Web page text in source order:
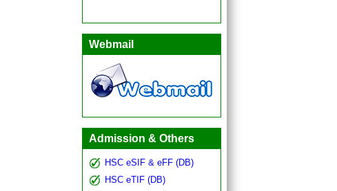
Webmail
Admission & Others
HSC eSIF & eFF (DB)
HSC eTIF (DB)